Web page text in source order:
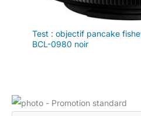
haute
Test : objectif pancake
BCL-0980 noir